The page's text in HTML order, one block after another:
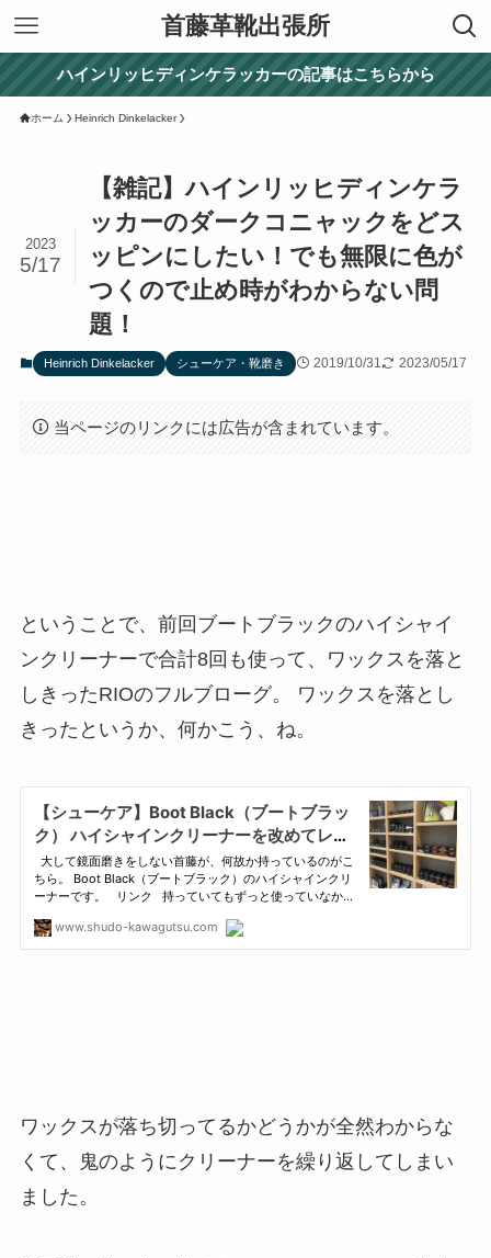
首藤革靴出張所
ハインリッヒディンケラッカーの記事はこちらから
ホーム Heinrich Dinkelacker
【雑記】ハインリッヒディンケラ
ッカーのダークコニャックをどス
ッピンにしたい！でも無限に色が
つくので止め時がわからない問
題！
2023
5/17
Heinrich Dinkelacker シューケア・靴磨き 2019/10/31 2023/05/17
当ページのリンクには広告が含まれています。
ということで、前回ブートブラックのハイシャイ
ンクリーナーで合計8回も使って、ワックスを落と
しきったRIOのフルブローグ。 ワックスを落とし
きったというか、何かこう、ね。
ワックスが落ち切ってるかどうかが全然わからな
くて、鬼のようにクリーナーを繰り返してしまい
ました。